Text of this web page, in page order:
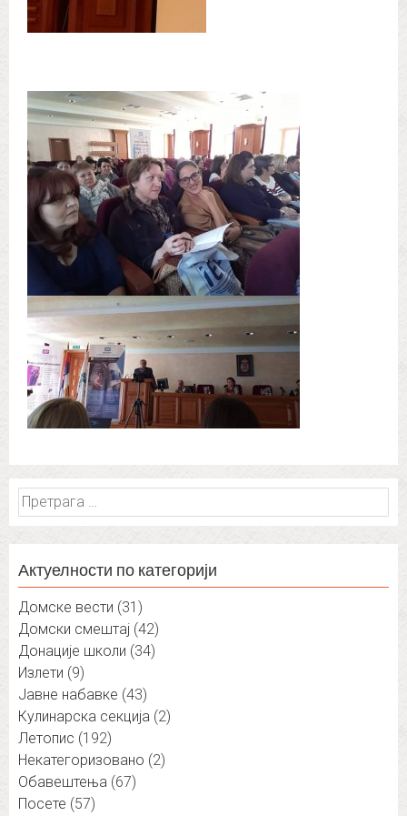
Претрага
за:
Актуелности по категорији
Домске вести (31)
Домски смештај (42)
Донације школи (34)
Излети (9)
Јавне набавке (43)
Кулинарска секција (2)
Летопис (192)
Некатегоризовано (2)
Обавештења (67)
Посете (57)